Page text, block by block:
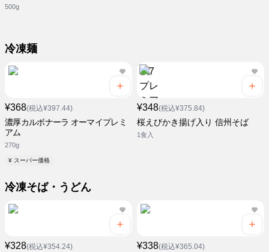
500g
冷凍麺
¥368(税込¥397.44)
濃厚カルボナーラ オーマイプレミ
アム
270g
¥ スーパー価格
¥348(税込¥375.84)
桜えびかき揚げ入り 信州そば
1食入
冷凍そば・うどん
¥328(税込¥354.24) ¥338(税込¥365.04)